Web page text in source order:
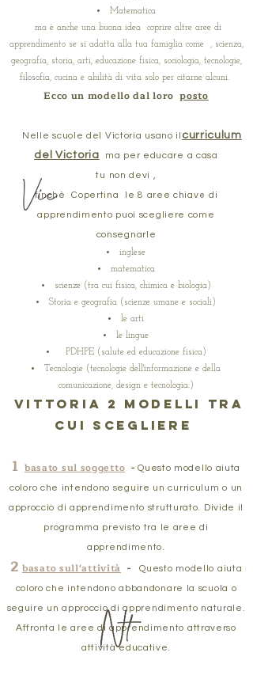
Matematica
ma è anche una buona idea coprire altre aree di
apprendimento se si adatta alla tua famiglia come , scienza,
geografia, storia, arti, educazione fisica, sociologia, tecnologie,
filosofia, cucina e abilità di vita solo per citarne alcuni. ​
Ecco un modello dal loro posto
Nelle scuole del Victoria usano il curriculum
del Victoria
ma per educare a casa
tu non devi ,
finchè
Copertina
le 8 aree chiave di
apprendimento puoi scegliere come
consegnarle
inglese
matematica
scienze (tra cui fisica, chimica e biologia)
Storia e geografia (scienze umane e sociali)
le arti
le lingue
PDHPE (salute ed educazione fisica)
Tecnologie (tecnologie dell'informazione e della
comunicazione, design e tecnologia.)
Vittoria 2 modelli tra
cui scegliere
1 basato sul soggetto - Questo modello aiuta
coloro che intendono seguire un curriculum o un
approccio di apprendimento strutturato. Divide il
programma previsto tra le aree di
apprendimento.
2 basato sull'attività -
Questo modello aiuta
coloro che intendono abbandonare la scuola o
seguire un approccio di apprendimento naturale.
Affronta le aree di apprendimento attraverso
attività educative.